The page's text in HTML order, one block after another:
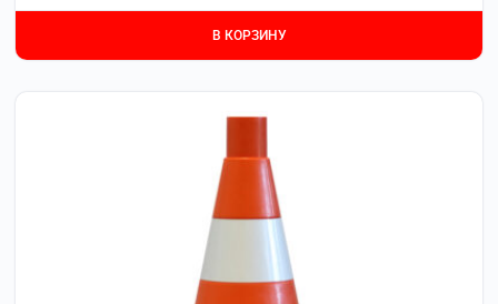
В КОРЗИНУ